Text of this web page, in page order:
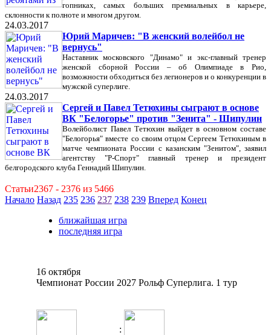
гопниках, самых больших премиальных в карьере,
склонности к полноте и многом другом.
24.03.2017
Юрий Маричев: "В женский волейбол не
вернусь"
Наставник московского "Динамо" и экс-главный тренер
женской сборной России – об Олимпиаде в Рио,
возможности обходиться без легионеров и о конкуренции в
мужской суперлиге.
24.03.2017
Сергей и Павел Тетюхины сыграют в основе
ВК "Белогорье" против "Зенита" - Шипулин
Волейболист Павел Тетюхин выйдет в основном составе
"Белогорья" вместе со своим отцом Сергеем Тетюхиным в
матче чемпионата России с казанским "Зенитом", заявил
агентству "Р-Спорт" главный тренер и президент
белгородского клуба Геннадий Шипулин.
Статьи2367 - 2376 из 5466
Начало Назад 235 236 237 238 239 Вперед Конец
ближайшая игра
последняя игра
16 октября
Чемпионат России 2027 Рольф Суперлига. 1 тур
: